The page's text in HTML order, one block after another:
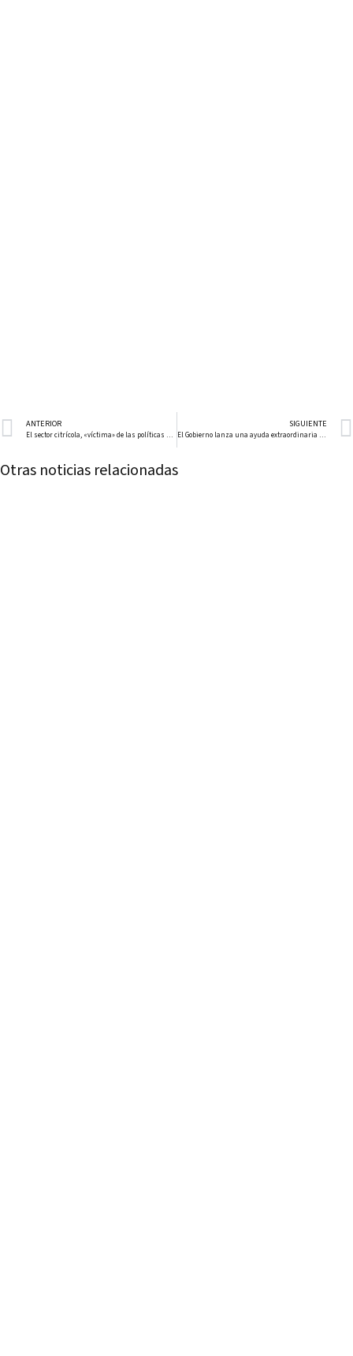
ANTERIOR
El sector citrícola, «víctima» de las políticas de la UE
SIGUIENTE
El Gobierno lanza una ayuda extraordinaria para 140.000 agricultores en plena jornada de protestas
Otras noticias relacionadas